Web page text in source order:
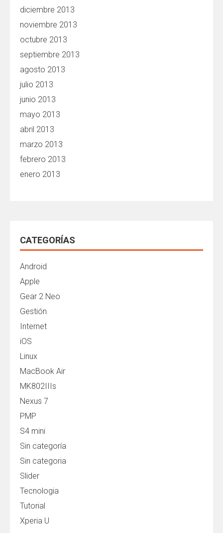
diciembre 2013
noviembre 2013
octubre 2013
septiembre 2013
agosto 2013
julio 2013
junio 2013
mayo 2013
abril 2013
marzo 2013
febrero 2013
enero 2013
CATEGORÍAS
Android
Apple
Gear 2 Neo
Gestión
Internet
iOS
Linux
MacBook Air
MK802IIIs
Nexus 7
PMP
S4 mini
Sin categoría
Sin categoria
Slider
Tecnologia
Tutorial
Xperia U